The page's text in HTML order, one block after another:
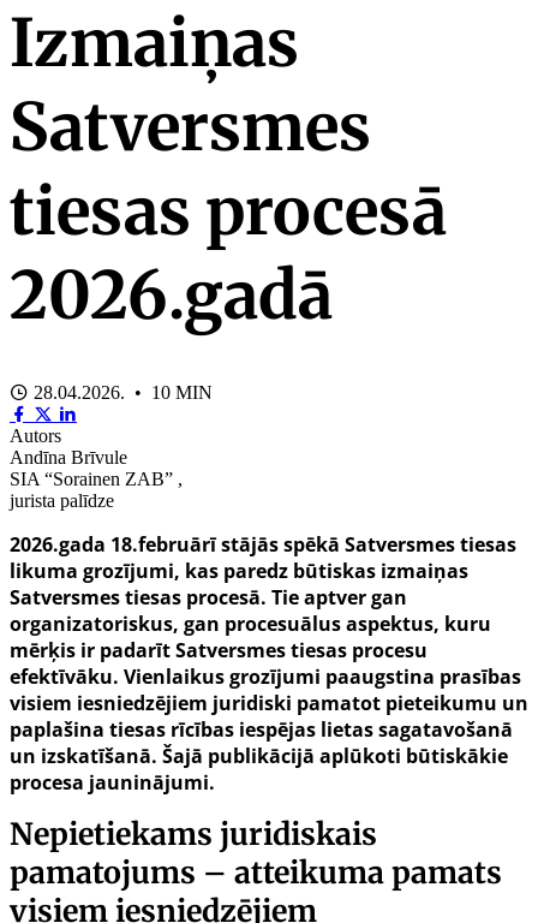
Izmaiņas
Satversmes
tiesas procesā
2026.gadā
28.04.2026. • 10 MIN
Autors
Andīna Brīvule
SIA “Sorainen ZAB” ,
jurista palīdze
2026.gada 18.februārī stājās spēkā Satversmes tiesas
likuma grozījumi, kas paredz būtiskas izmaiņas
Satversmes tiesas procesā. Tie aptver gan
organizatoriskus, gan procesuālus aspektus, kuru
mērķis ir padarīt Satversmes tiesas procesu
efektīvāku. Vienlaikus grozījumi paaugstina prasības
visiem iesniedzējiem juridiski pamatot pieteikumu un
paplašina tiesas rīcības iespējas lietas sagatavošanā
un izskatīšanā. Šajā publikācijā aplūkoti būtiskākie
procesa jauninājumi.
Nepietiekams juridiskais
pamatojums – atteikuma pamats
visiem iesniedzējiem